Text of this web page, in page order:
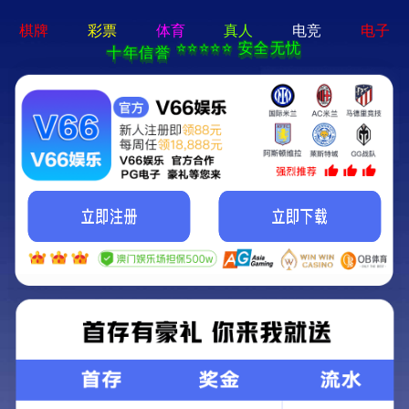
G338线牛头山路段修复养护工程YHSG1标段
施工G338线牛头山路段修复养护工程中标候
选人公示
发布于： 2026-05-15 17:45
（招标